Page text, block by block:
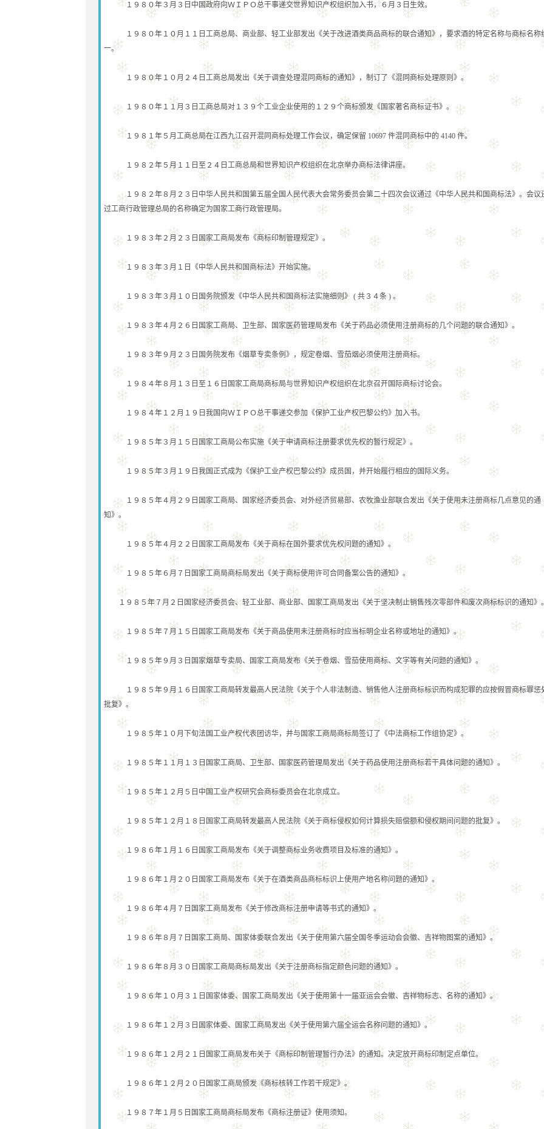
１９８０年３月３日中国政府向ＷＩＰＯ总干事递交世界知识产权组织加入书，６月３日生效。
１９８０年１０月１１日工商总局、商业部、轻工业部发出《关于改进酒类商品商标的联合通知》，要求酒的特定名称与商标名称
一。
１９８０年１０月２４日工商总局发出《关于调查处理混同商标的通知》，制订了《混同商标处理原则》。
１９８０年１１月３日工商总局对１３９个工业企业使用的１２９个商标颁发《国家著名商标证书》。
１９８１年５月工商总局在江西九江召开混同商标处理工作会议，确定保留 10697 件混同商标中的 4140 件。
１９８２年５月１１日至２４日工商总局和世界知识产权组织在北京举办商标法律讲座。
１９８２年８月２３日中华人民共和国第五届全国人民代表大会常务委员会第二十四次会议通过《中华人民共和国商标法》。会议
过工商行政管理总局的名称确定为国家工商行政管理局。
１９８３年２月２３日国家工商局发布《商标印制管理规定》。
１９８３年３月１日《中华人民共和国商标法》开始实施。
１９８３年３月１０日国务院颁发《中华人民共和国商标法实施细则》 ( 共３４条 ) 。
１９８３年４月２６日国家工商局、卫生部、国家医药管理局发布《关于药品必须使用注册商标的几个问题的联合通知》。
１９８３年９月２３日国务院发布《烟草专卖条例》，规定卷烟、雪茄烟必须使用注册商标。
１９８４年８月１３日至１６日国家工商局商标局与世界知识产权组织在北京召开国际商标讨论会。
１９８４年１２月１９日我国向ＷＩＰＯ总干事递交参加《保护工业产权巴黎公约》加入书。
１９８５年３月１５日国家工商局公布实施《关于申请商标注册要求优先权的暂行规定》。
１９８５年３月１９日我国正式成为《保护工业产权巴黎公约》成员国，并开始履行相应的国际义务。
１９８５年４月２９日国家工商局、国家经济委员会、对外经济贸易部、农牧渔业部联合发出《关于使用未注册商标几点意见的通
知》。
１９８５年４月２２日国家工商局发布《关于商标在国外要求优先权问题的通知》。
１９８５年６月７日国家工商局商标局发出《关于商标使用许可合同备案公告的通知》。
１９８５年７月２日国家经济委员会、轻工业部、商业部、国家工商局发出《关于坚决制止销售残次零部件和废次商标标识的通知》
１９８５年７月１５日国家工商局发布《关于商品使用未注册商标时应当标明企业名称或地址的通知》。
１９８５年９月３日国家烟草专卖局、国家工商局发布《关于卷烟、雪茄使用商标、文字等有关问题的通知》。
１９８５年９月１６日国家工商局转发最高人民法院《关于个人非法制造、销售他人注册商标标识而构成犯罪的应按假冒商标罪惩
批复》。
１９８５年１０月下旬法国工业产权代表团访华，并与国家工商局商标局签订了《中法商标工作组协定》。
１９８５年１１月１３日国家工商局、卫生部、国家医药管理局发出《关于药品使用注册商标若干具体问题的通知》。
１９８５年１２月５日中国工业产权研究会商标委员会在北京成立。
１９８５年１２月１８日国家工商局转发最高人民法院《关于商标侵权如何计算损失赔偿额和侵权期间问题的批复》。
１９８６年１月１６日国家工商局发布《关于调整商标业务收费项目及标准的通知》。
１９８６年１月２０日国家工商局发布《关于在酒类商品商标标识上使用产地名称问题的通知》。
１９８６年４月７日国家工商局发布《关于修改商标注册申请等书式的通知》。
１９８６年８月７日国家工商局、国家体委联合发出《关于使用第六届全国冬季运动会会徽、吉祥物图案的通知》。
１９８６年８月３０日国家工商局商标局发出《关于注册商标指定颜色问题的通知》。
１９８６年１０月３１日国家体委、国家工商局发出《关于使用第十一届亚运会会徽、吉祥物标志、名称的通知》。
１９８６年１２月３日国家体委、国家工商局发出《关于使用第六届全运会名称问题的通知》。
１９８６年１２月２１日国家工商局发布关于《商标印制管理暂行办法》的通知。决定放开商标印制定点单位。
１９８６年１２月２０日国家工商局颁发《商标核转工作若干规定》。
１９８７年１月５日国家工商局商标局发布《商标注册证》使用须知。